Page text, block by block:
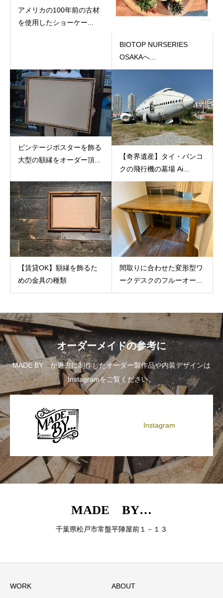
アメリカの100年前の古材
を使用したショーケー...
BIOTOP NURSERIES
OSAKAへ...
ビンテージポスターを飾る
大型の額縁をオーダー頂...
【奇界遺産】タイ・バンコ
クの飛行機の墓場 Ai...
【賃貸OK】額縁を飾るた
めの金具の種類
間取りに合わせた変形型ワ
ークデスクのフルーオー...
オーダーメイドの参考に
MADE BY…が過去に制作したオーダー製作品や内装デザインは
Instagramをご覧ください。
Instagram
MADE BY…
千葉県松戸市常盤平陣屋前１－１３
WORK ABOUT